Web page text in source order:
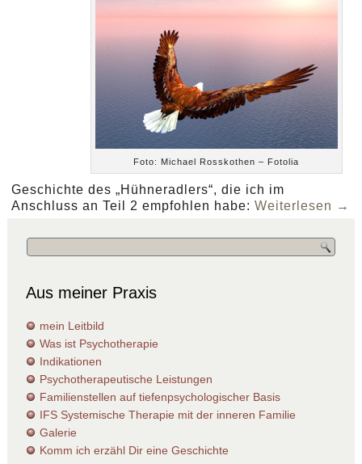
Foto: Michael Rosskothen – Fotolia
Geschichte des „Hühneradlers“, die ich im
Anschluss an Teil 2 empfohlen habe:Weiterlesen →
Aus meiner Praxis
mein Leitbild
Was ist Psychotherapie
Indikationen
Psychotherapeutische Leistungen
Familienstellen auf tiefenpsychologischer Basis
IFS Systemische Therapie mit der inneren Familie
Galerie
Komm ich erzähl Dir eine Geschichte